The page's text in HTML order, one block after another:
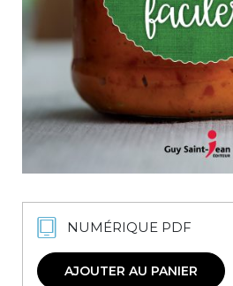
Page vedette
AUTEURS
À PROPOS
CONTACT
NUMÉRIQUE PDF
AJOUTER AU PANIER